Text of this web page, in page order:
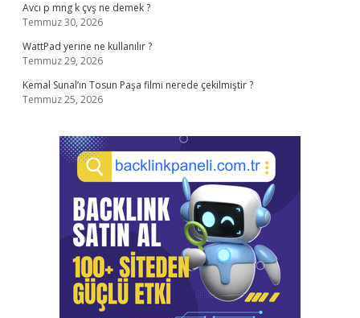
Avcı p mng k çvş ne demek ?
Temmuz 30, 2026
WattPad yerine ne kullanılır ?
Temmuz 29, 2026
Kemal Sunal’ın Tosun Paşa filmi nerede çekilmiştir ?
Temmuz 25, 2026